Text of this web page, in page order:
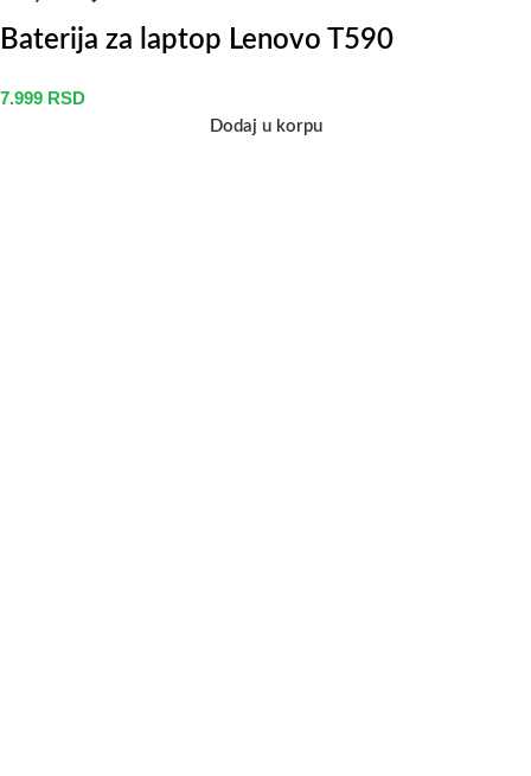
Baterija za laptop Lenovo T590
7.999 RSD
Dodaj u korpu